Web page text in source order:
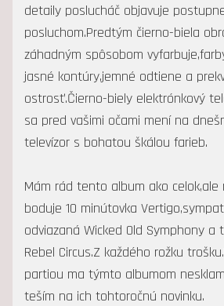
detaily poslucháč objavuje
posluchom.Predtým čierno-biela
záhadným spôsobom
jasné kontúry,jemné odtiene a
ostrosť.Čierno-biely elektrónkový
sa pred vašimi očami mení na
televízor s bohatou škálou farieb.
Mám rád tento album ako celok,ale
boduje 10 minútovka
odviazaná Wicked Old Symphony a
Rebel Circus.Z každého rožku
partiou ma týmto albumom
teším na ich tohtoročnú novinku.